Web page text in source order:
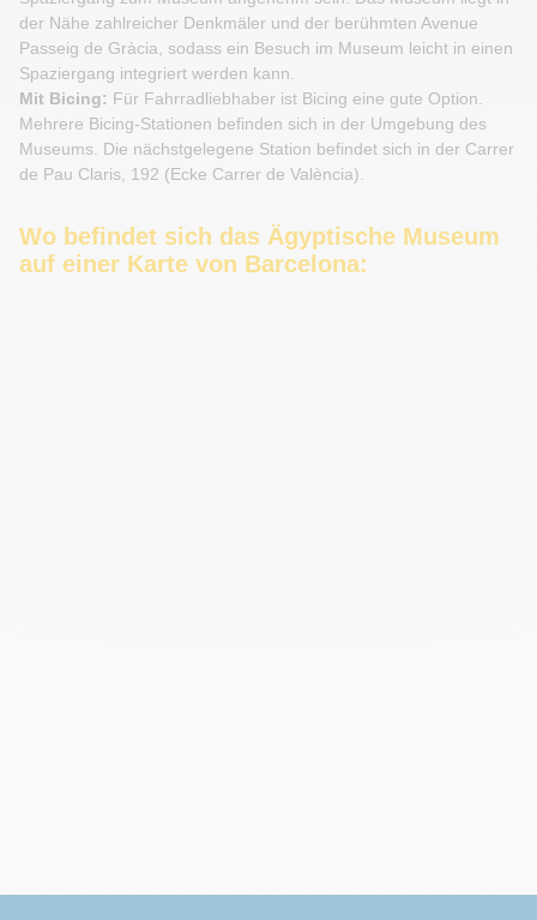
der Nähe zahlreicher Denkmäler und der berühmten Avenue
Passeig de Gràcia, sodass ein Besuch im Museum leicht in einen
Spaziergang integriert werden kann.
Mit Bicing: Für Fahrradliebhaber ist Bicing eine gute Option.
Mehrere Bicing-Stationen befinden sich in der Umgebung des
Museums. Die nächstgelegene Station befindet sich in der Carrer
de Pau Claris, 192 (Ecke Carrer de València).
Wo befindet sich das Ägyptische Museum
auf einer Karte von Barcelona: